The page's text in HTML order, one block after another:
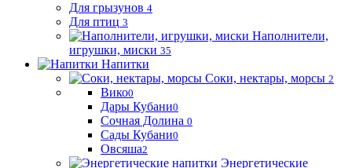
Для грызунов 4
Для птиц 3
Наполнители,
игрушки, миски 35
Напитки
Соки, нектары, морсы 2
Вико0
Дары Кубани0
Сочная Долина 0
Сады Кубани0
Овсяша2
Энергетические